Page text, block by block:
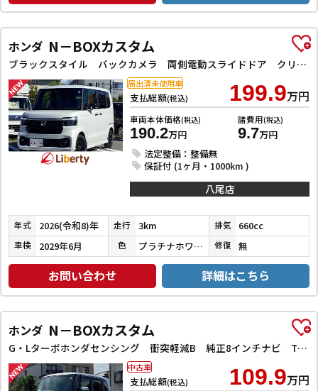
ホンダ N－BOXカスタム
ブラックスタイル バックカメラ 両側電動スライドドア クリアランスソナー オートクルーズコントロール レーンアシスト 衝突被害軽減システム オートライト LEDヘッドランプ スマートキー アイドリングストップ
支払総額(税込) 199.9万円
車両本体価格(税込)
190.2万円
諸費用(税込)
9.7万円
法定整備：整備無
保証付 (1ヶ月・1000km )
届出済未使用車
八尾店
年式 2026(令和8)年 走行 3km 排気 660cc
車検 2029年6月 色 プラチナホワイトパール 修復 無
お問い合わせ 詳細はこちら
ホンダ N－BOXカスタム
G・Lターボホンダセンシング 衝突軽減B 純正8インチナビ TV Bluetooth対応 Bカメラ ビルドインETC 両側自動ドア アダプティブクルーズコントロール 革巻きステアリング パドルシフト LEDヘッドライト スマートキ
支払総額(税込) 109.9万円
中古車